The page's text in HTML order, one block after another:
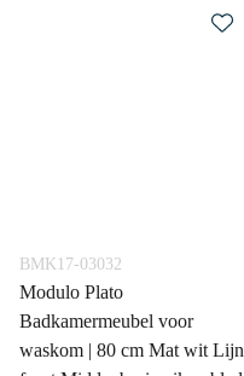
BMK17-03032
Modulo Plato
Badkamermeubel voor
waskom | 80 cm Mat wit Lijn